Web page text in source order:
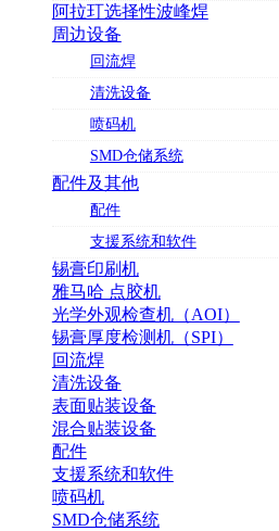
阿拉玎选择性波峰焊
周边设备
回流焊
清洗设备
喷码机
SMD仓储系统
配件及其他
配件
支援系统和软件
锡膏印刷机
雅马哈 点胶机
光学外观检查机（AOI）
锡膏厚度检测机（SPI）
回流焊
清洗设备
表面贴装设备
混合贴装设备
配件
支援系统和软件
喷码机
SMD仓储系统